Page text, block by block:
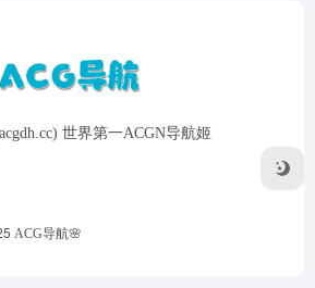
世界第一ACGN导航姬
ACG导航🌸